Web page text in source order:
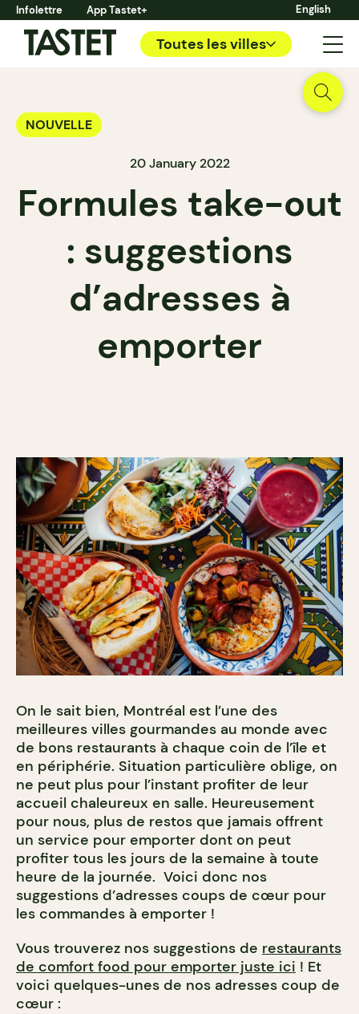
Infolettre App Tastet+ English
Toutes les villes
NOUVELLE
20 January 2022
Formules take-out
: suggestions
d’adresses à
emporter
On le sait bien, Montréal est l’une des
meilleures villes gourmandes au monde avec
de bons restaurants à chaque coin de l’île et
en périphérie. Situation particulière oblige, on
ne peut plus pour l’instant profiter de leur
accueil chaleureux en salle. Heureusement
pour nous, plus de restos que jamais offrent
un service pour emporter dont on peut
profiter tous les jours de la semaine à toute
heure de la journée. Voici donc nos
suggestions d’adresses coups de cœur pour
les commandes à emporter !
Vous trouverez nos suggestions de restaurants
de comfort food pour emporter juste ici ! Et
voici quelques-unes de nos adresses coup de
cœur :